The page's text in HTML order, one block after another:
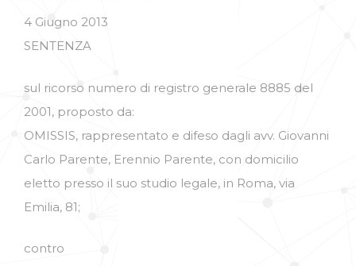
4 Giugno 2013
SENTENZA
sul ricorso numero di registro generale 8885 del
2001, proposto da:
OMISSIS, rappresentato e difeso dagli avv. Giovanni
Carlo Parente, Erennio Parente, con domicilio
eletto presso il suo studio legale, in Roma, via
Emilia, 81;
contro